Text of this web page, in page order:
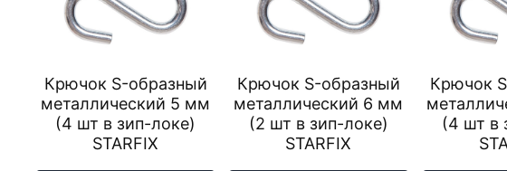
Крючок S-образный
металлический 5 мм
(4 шт в зип-локе)
STARFIX
Крючок S-образный
металлический 6 мм
(2 шт в зип-локе)
STARFIX
Крючок
(4 шт в